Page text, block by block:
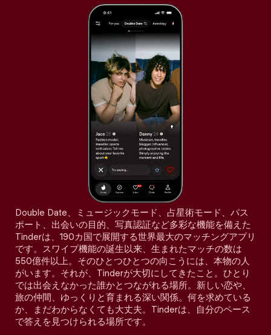
Double Date、ミュージックモード、占星術モード、パス
ポート、出会いの目的、写真認証など多彩な機能を備えた
Tinderは、190カ国で展開する世界最大のマッチングアプリ
です。スワイプ機能の誕生以来、生まれたマッチの数は
550億件以上。そのひとつひとつの向こうには、本物の人
がいます。それが、Tinderが大切にしてきたこと。ひとり
では出会えなかった誰かとつながれる場所。新しい恋や、
旅の仲間、ゆっくりと育まれる深い関係。何を求めている
か、まだわからなくても大丈夫。Tinderは、自分のペース
で答えを見つけられる場所です。